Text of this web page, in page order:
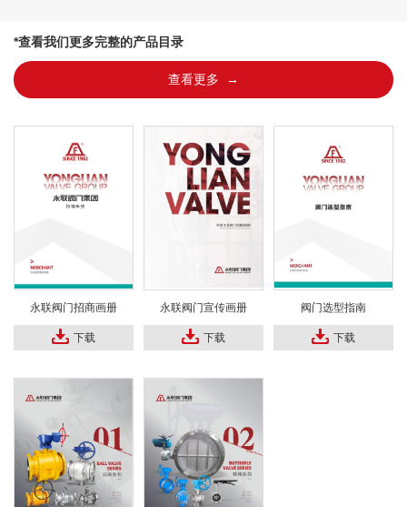
*查看我们更多完整的产品目录
查看更多 →
永联阀门招商画册
下载
永联阀门宣传画册
下载
阀门选型指南
下载